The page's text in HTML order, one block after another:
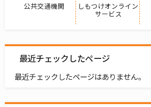
公共交通機関
しもつけオンライン
サービス
最近チェックしたページ
最近チェックしたページはありません。